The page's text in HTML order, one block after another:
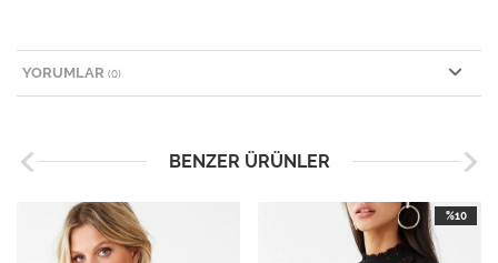
YORUMLAR (0)
BENZER ÜRÜNLER
%10